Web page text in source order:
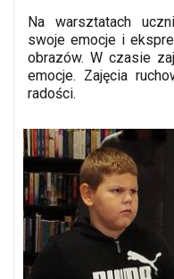
Na warsztatach
swoje emocje i
obrazów. W czasie
emocje. Zajęcia
radości.